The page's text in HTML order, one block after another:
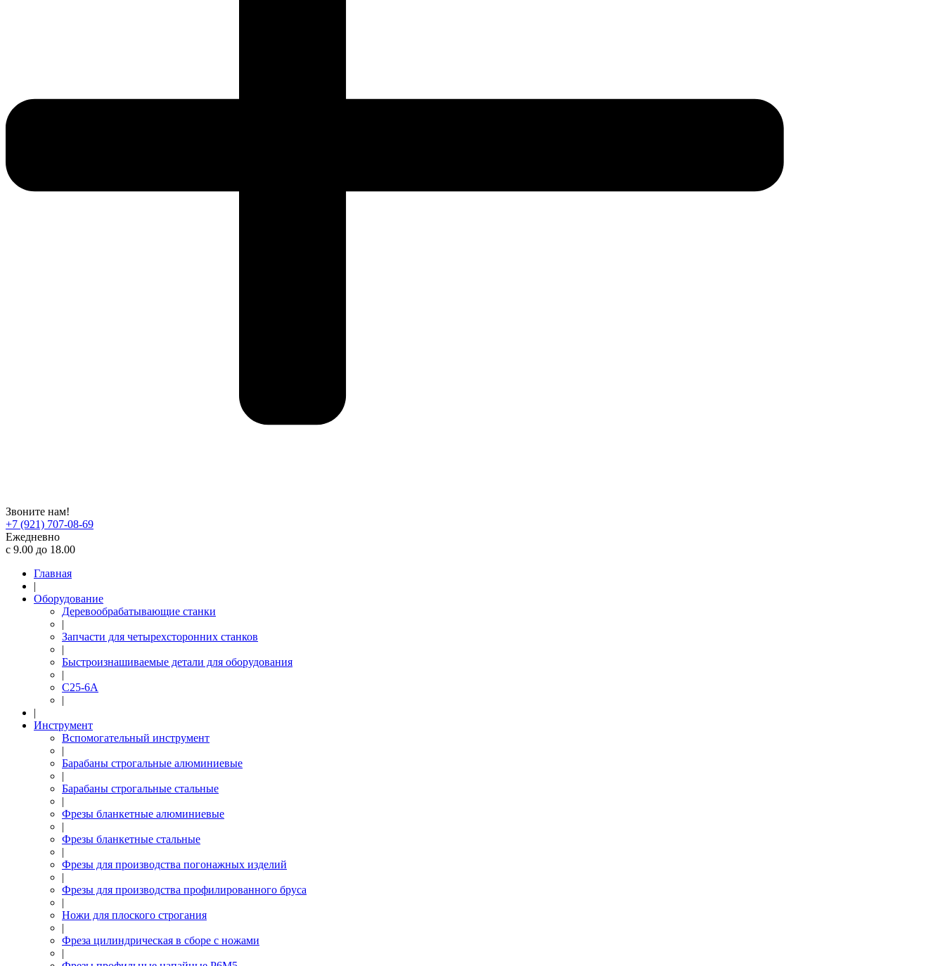
Звоните нам!
+7 (921) 707-08-69
Ежедневно
с 9.00 до 18.00
Главная
|
Оборудование
Деревообрабатывающие станки
|
Запчасти для четырехсторонних станков
|
Быстроизнашиваемые детали для оборудования
|
С25-6А
|
|
Инструмент
Вспомогательный инструмент
|
Барабаны строгальные алюминиевые
|
Барабаны строгальные стальные
|
Фрезы бланкетные алюминиевые
|
Фрезы бланкетные стальные
|
Фрезы для производства погонажных изделий
|
Фрезы для производства профилированного бруса
|
Ножи для плоского строгания
|
Фреза цилиндрическая в сборе с ножами
|